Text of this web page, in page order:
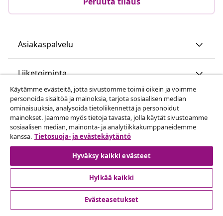
Lähetä tilauksen peruutuspyyntö.
Asiakaspalvelu
Liiketoiminta
vidaXL
Käytämme evästeitä, jotta sivustomme toimii oikein ja voimme
personoida sisältöä ja mainoksia, tarjota sosiaalisen median
ominaisuuksia, analysoida tietoliikennettä ja personoidut
mainokset. Jaamme myös tietoja tavasta, jolla käytät sivustoamme
sosiaalisen median, mainonta- ja analytiikkakumppaneidemme
kanssa. Tietosuoja- ja evästekäytäntö
Hyväksy kaikki evästeet
Hylkää kaikki
Evästeasetukset